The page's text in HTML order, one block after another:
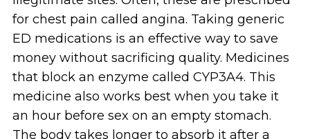
for chest pain called angina. Taking generic
ED medications is an effective way to save
money without sacrificing quality. Medicines
that block an enzyme called CYP3A4. This
medicine also works best when you take it
an hour before sex on an empty stomach.
The body takes longer to absorb it after a